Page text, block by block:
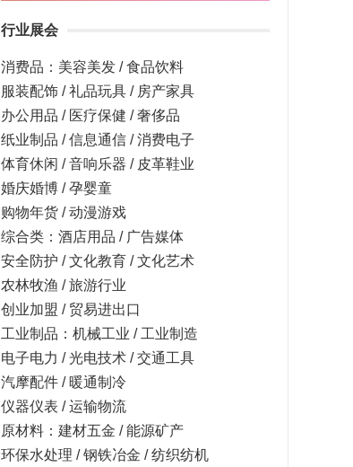
行业展会
消费品：美容美发 / 食品饮料
服装配饰 / 礼品玩具 / 房产家具
办公用品 / 医疗保健 / 奢侈品
纸业制品 / 信息通信 / 消费电子
体育休闲 / 音响乐器 / 皮革鞋业
婚庆婚博 / 孕婴童
购物年货 / 动漫游戏
综合类：酒店用品 / 广告媒体
安全防护 / 文化教育 / 文化艺术
农林牧渔 / 旅游行业
创业加盟 / 贸易进出口
工业制品：机械工业 / 工业制造
电子电力 / 光电技术 / 交通工具
汽摩配件 / 暖通制冷
仪器仪表 / 运输物流
原材料：建材五金 / 能源矿产
环保水处理 / 钢铁冶金 / 纺织纺机